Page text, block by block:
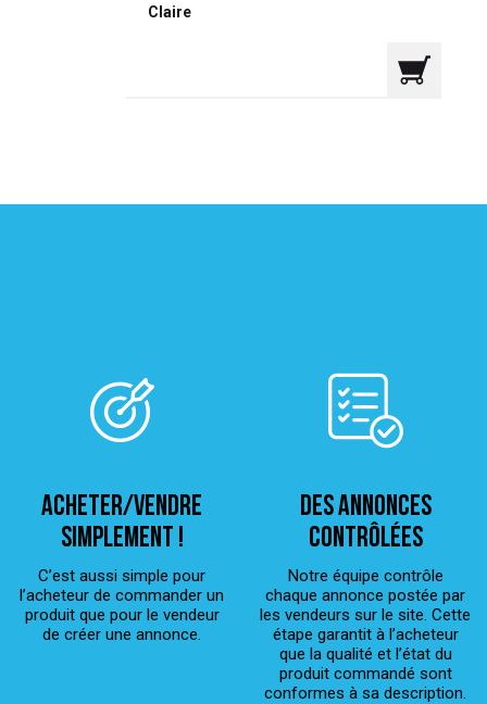
Claire
ACHETER/VENDRE
simplement !
C’est aussi simple pour
l’acheteur de commander un
produit que pour le vendeur
de créer une annonce.
Des annonces
contrôlées
Notre équipe contrôle
chaque annonce postée par
les vendeurs sur le site. Cette
étape garantit à l’acheteur
que la qualité et l’état du
produit commandé sont
conformes à sa description.